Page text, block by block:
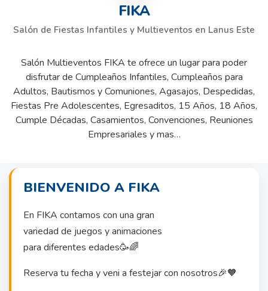
FIKA
Salón de Fiestas Infantiles y Multieventos en Lanus Este
Salón Multieventos FIKA te ofrece un lugar para poder
disfrutar de Cumpleaños Infantiles, Cumpleaños para
Adultos, Bautismos y Comuniones, Agasajos, Despedidas,
Fiestas Pre Adolescentes, Egresaditos, 15 Años, 18 Años,
Cumple Décadas, Casamientos, Convenciones, Reuniones
Empresariales y mas…
BIENVENIDO A FIKA
En FIKA contamos con una gran
variedad de juegos y animaciones
para diferentes edades🥳🌈
Reserva tu fecha y veni a festejar con nosotros🎉🧡